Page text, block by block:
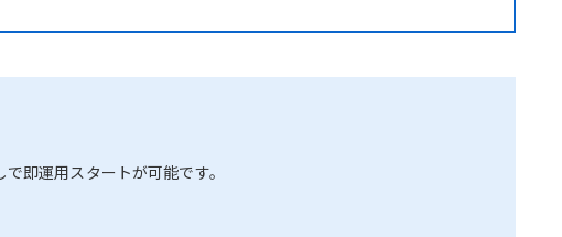
即運用スタートが可能です。